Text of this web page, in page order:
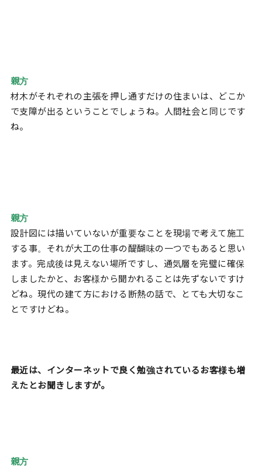
親方
材木がそれぞれの主張を押し通すだけの住まいは、どこか
で支障が出るということでしょうね。人間社会と同じです
ね。
親方
設計図には描いていないが重要なことを現場で考えて施工
する事。それが大工の仕事の醍醐味の一つでもあると思い
ます。完成後は見えない場所ですし、通気層を完璧に確保
しましたかと、お客様から聞かれることは先ずないですけ
どね。現代の建て方における断熱の話で、とても大切なこ
とですけどね。
最近は、インターネットで良く勉強されているお客様も増
えたとお聞きしますが。
親方